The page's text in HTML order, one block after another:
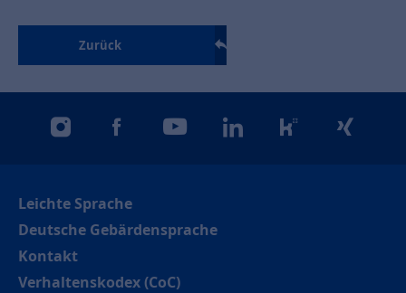
Zurück
instagramfacebookyoutubelinkedinkununuxing
Leichte Sprache
Deutsche Gebärdensprache
Kontakt
Verhaltenskodex (CoC)